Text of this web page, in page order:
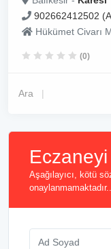
902662412502
Hükümet Civarı
(0)
Ara
Aşağılayıcı, kötü